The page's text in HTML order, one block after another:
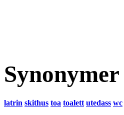
latrin skithus toa toalett utedass wc